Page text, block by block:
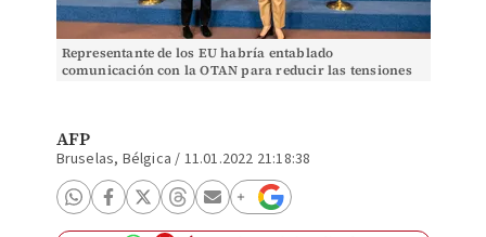
Representante de los EU habría entablado
comunicación con la OTAN para reducir las tensiones
AFP
Bruselas, Bélgica / 11.01.2022 21:18:38